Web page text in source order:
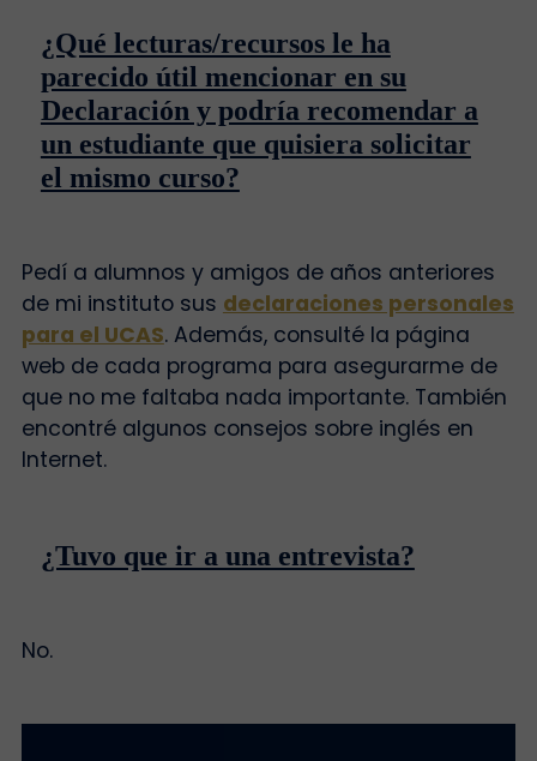
¿Qué lecturas/recursos le ha
parecido útil mencionar en su
Declaración y podría recomendar a
un estudiante que quisiera solicitar
el mismo curso?
Pedí a alumnos y amigos de años anteriores
de mi instituto sus declaraciones personales
para el UCAS. Además, consulté la página
web de cada programa para asegurarme de
que no me faltaba nada importante. También
encontré algunos consejos sobre inglés en
Internet.
¿Tuvo que ir a una entrevista?
No.